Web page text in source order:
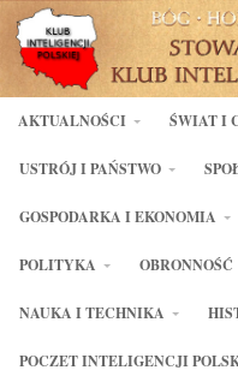
AKTUALNOŚCI ŚWIAT I
USTRÓJ I PAŃSTWO
GOSPODARKA I EKONOMIA
POLITYKA OBRONNOŚĆ
NAUKA I TECHNIKA
POCZET INTELIGENCJI